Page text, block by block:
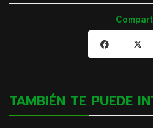
TAMBIÉN TE PUEDE